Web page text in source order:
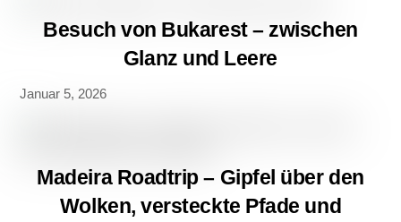
Besuch von Bukarest – zwischen
Glanz und Leere
Januar 5, 2026
Madeira Roadtrip – Gipfel über den
Wolken, versteckte Pfade und